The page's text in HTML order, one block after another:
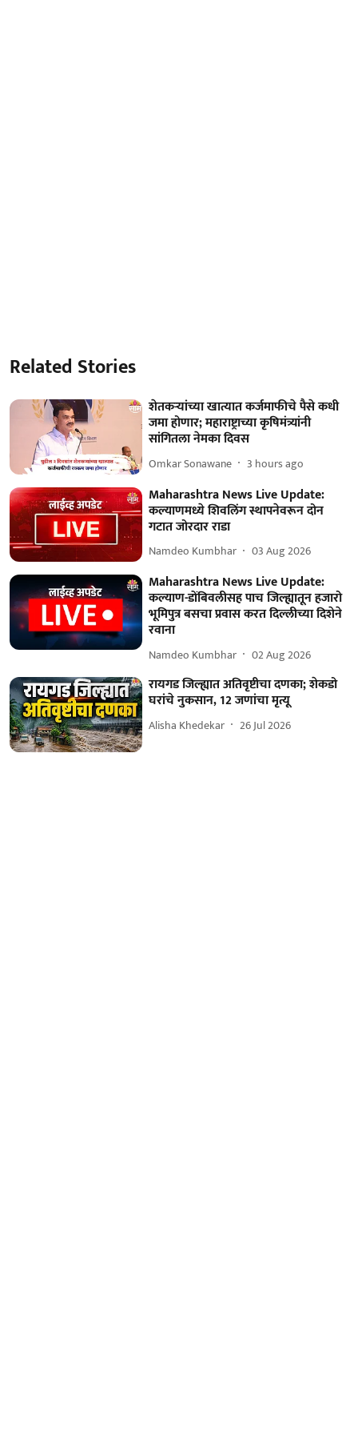
Related Stories
शेतकऱ्यांच्या खात्यात कर्जमाफीचे पैसे कधी
जमा होणार; महाराष्ट्राच्या कृषिमंत्र्यांनी
सांगितला नेमका दिवस
Omkar Sonawane 3 hours ago
Maharashtra News Live Update:
कल्याणमध्ये शिवलिंग स्थापनेवरून दोन
गटात जोरदार राडा
Namdeo Kumbhar 03 Aug 2026
Maharashtra News Live Update:
कल्याण-डोंबिवलीसह पाच जिल्ह्यातून हजारो
भूमिपुत्र बसचा प्रवास करत दिल्लीच्या दिशेने
रवाना
Namdeo Kumbhar 02 Aug 2026
रायगड जिल्ह्यात अतिवृष्टीचा दणका; शेकडो
घरांचे नुकसान, 12 जणांचा मृत्यू
Alisha Khedekar 26 Jul 2026